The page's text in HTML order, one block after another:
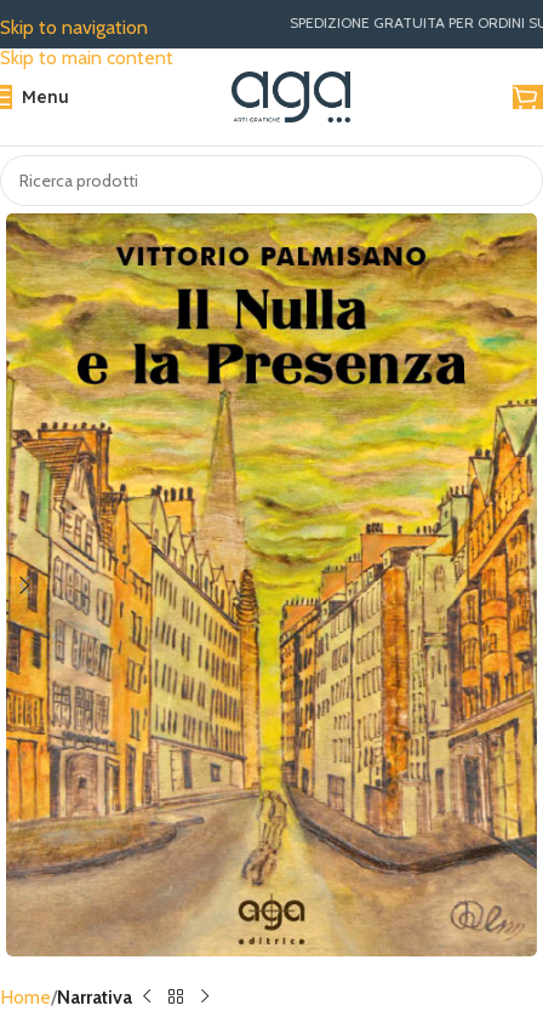
Skip to navigation
Skip to main content
SPEDIZIONE GRATUITA PER ORDINI SUPERIORI A €30
Menu
Home Narrativa